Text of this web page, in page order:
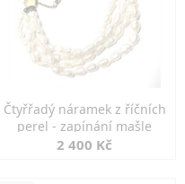
Čtyřřadý náramek z říčních
perel - zapínání mašle
2 400 Kč